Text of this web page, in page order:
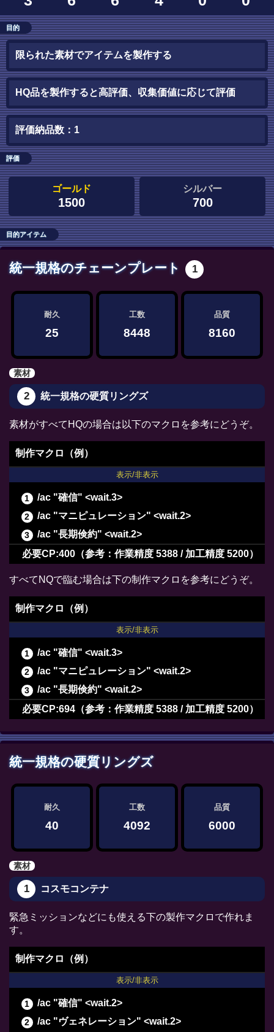
目的
限られた素材でアイテムを製作する
HQ品を製作すると高評価、収集価値に応じて評価
評価納品数：1
評価
ゴールド
1500
シルバー
700
目的アイテム
統一規格のチェーンプレート 1
耐久
25
工数
8448
品質
8160
素材
2 統一規格の硬質リングズ
素材がすべてHQの場合は以下のマクロを参考にどうぞ。
制作マクロ（例）
表示/非表示
/ac "確信" <wait.3>
/ac "マニピュレーション" <wait.2>
/ac "長期倹約" <wait.2>
/ac "ヴェネレーション" <wait.2>
/ac "下地作業" <wait.3>
/ac "精密作業" <wait.3>
必要CP:400（参考：作業精度 5388 / 加工精度 5200）
すべてNQで臨む場合は下の制作マクロを参考にどうぞ。
制作マクロ（例）
表示/非表示
/ac "確信" <wait.3>
/ac "マニピュレーション" <wait.2>
/ac "長期倹約" <wait.2>
/ac "下地加工" <wait.3>
/ac "下地作業" <wait.3>
/ac "精密作業" <wait.3>
/ac "マニピュレーション" <wait.2>
/ac "下地加工" <wait.3>
/ac "イノベーション" <wait.2>
/ac "精密作業" <wait.3>
/ac "グレートストライド" <wait.2>
/ac "ビエルゴの祝福" <wait.3>
/ac "下地作業" <wait.3>
必要CP:694（参考：作業精度 5388 / 加工精度 5200）
統一規格の硬質リングズ
耐久
40
工数
4092
品質
6000
素材
1 コスモコンテナ
緊急ミッションなどにも使える下の製作マクロで作れま
す。
制作マクロ（例）
表示/非表示
/ac "確信" <wait.2>
/ac "ヴェネレーション" <wait.2>